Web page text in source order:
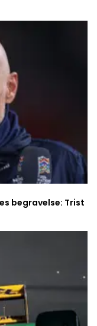
begravelse: Trist